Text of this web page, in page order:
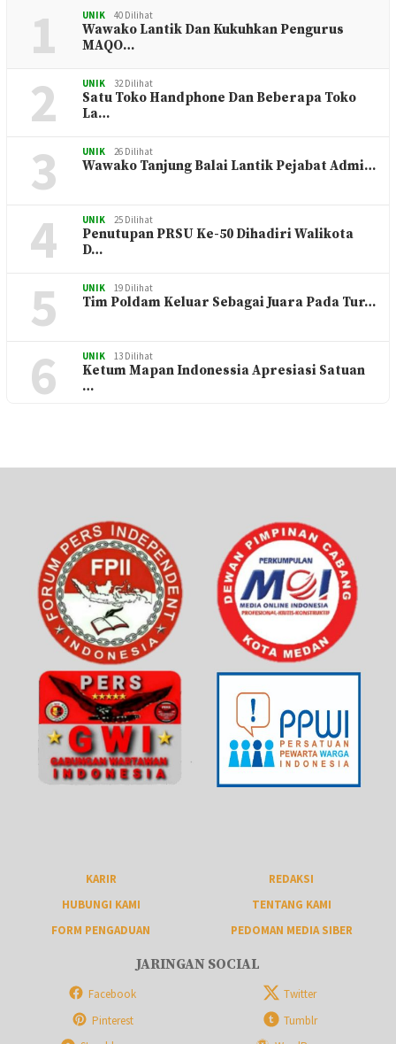
1 UNIK 40 Dilihat
Wawako Lantik Dan Kukuhkan Pengurus
MAQO…
2 UNIK 32 Dilihat
Satu Toko Handphone Dan Beberapa Toko
La…
3 UNIK 26 Dilihat
Wawako Tanjung Balai Lantik Pejabat Admi…
4 UNIK 25 Dilihat
Penutupan PRSU Ke-50 Dihadiri Walikota
D…
5 UNIK 19 Dilihat
Tim Poldam Keluar Sebagai Juara Pada Tur…
6 UNIK 13 Dilihat
Ketum Mapan Indonessia Apresiasi Satuan
…
KARIR
REDAKSI
HUBUNGI KAMI
TENTANG KAMI
FORM PENGADUAN
PEDOMAN MEDIA SIBER
JARINGAN SOCIAL
Facebook
Twitter
Pinterest
Tumblr